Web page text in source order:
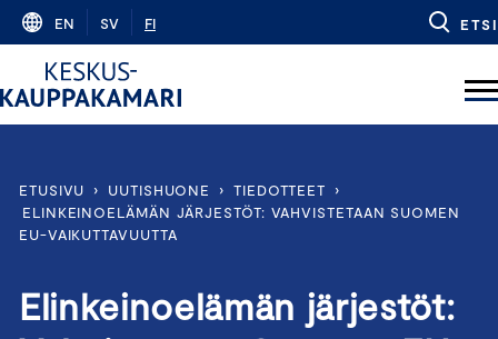
Skip
content
EN SV FI ETSI
ETUSIVU › UUTISHUONE › TIEDOTTEET
›
ELINKEINOELÄMÄN JÄRJESTÖT: VAHVISTETAAN SUOMEN
EU-VAIKUTTAVUUTTA
Elinkeinoelämän järjestöt: